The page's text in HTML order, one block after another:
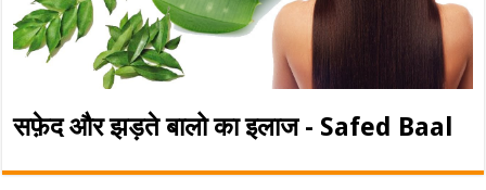
सफ़ेद और झड़ते बालो का इलाज - Safed Baal